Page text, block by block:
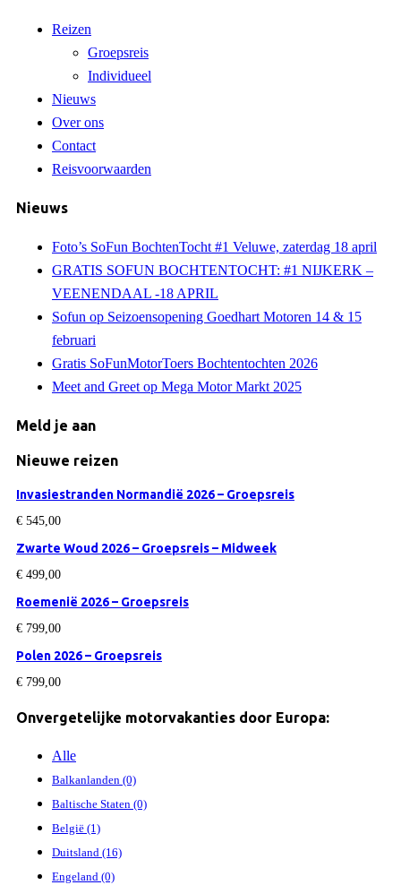
Reizen
Groepsreis
Individueel
Nieuws
Over ons
Contact
Reisvoorwaarden
Nieuws
Foto’s SoFun BochtenTocht #1 Veluwe, zaterdag 18 april
GRATIS SOFUN BOCHTENTOCHT: #1 NIJKERK –
VEENENDAAL -18 APRIL
Sofun op Seizoensopening Goedhart Motoren 14 & 15
februari
Gratis SoFunMotorToers Bochtentochten 2026
Meet and Greet op Mega Motor Markt 2025
Meld je aan
Nieuwe reizen
Invasiestranden Normandië 2026 – Groepsreis
€ 545,00
Zwarte Woud 2026 – Groepsreis – Midweek
€ 499,00
Roemenië 2026 – Groepsreis
€ 799,00
Polen 2026 – Groepsreis
€ 799,00
Onvergetelijke motorvakanties door Europa:
Alle
Balkanlanden (0)
Baltische Staten (0)
België (1)
Duitsland (16)
Engeland (0)